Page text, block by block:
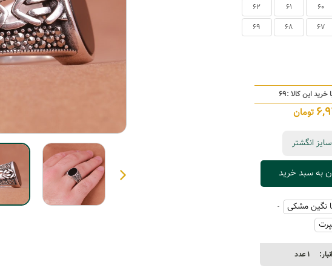
60
61
62
67
68
69
خرید این کالا :69
تومان
انگشتر
به سبد خرید
نگین مشکی -
1 عدد